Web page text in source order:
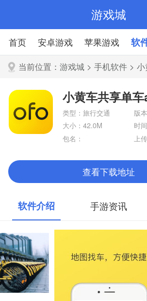
游戏城
首页 安卓游戏 苹果游戏 软
当前位置：游戏城 >手机软件 >
小黄车共享单
类型：旅行交通
版
大小：42.0M
时
包名：
上
查看下载地址
软件介绍 手游资讯